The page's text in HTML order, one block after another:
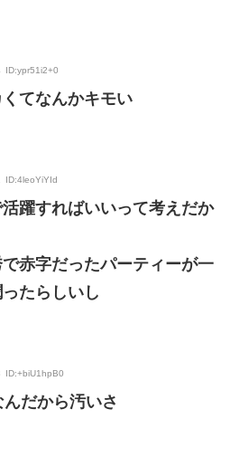
ID:ypr51i2+0
てなんかキモい
ID:4leoYiYId
躍すればいいって考えだか
赤字だったパーティーが一
たらしいし
ID:+biU1hpB0
だから汚いさ